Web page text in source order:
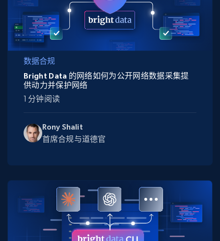
数据合规
Rony Shalit
首席合规与道德官
Bright Data 的网络如何为公开网络数据采集提
供动力并保护网络
1 分钟阅读